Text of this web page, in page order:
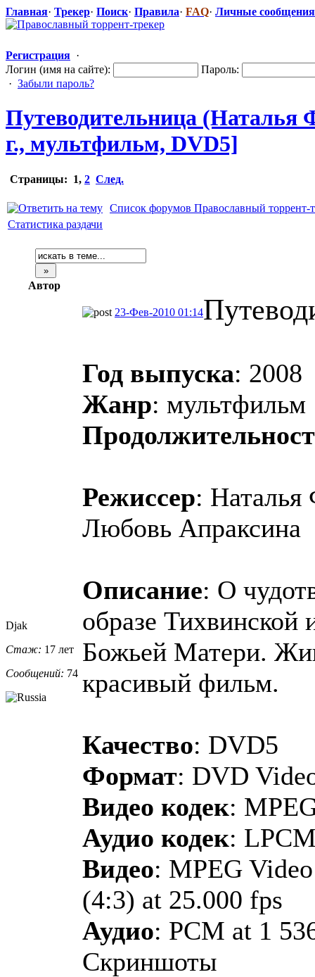
Главная· Трекер· Поиск· Правила· FAQ· Личные сообщения
Регистрация ·
Логин (имя на сайте):
Пароль:
· Забыли пароль?
Путеводитель​ница (Наталья
г., мультфильм, DVD5]
Страницы: 1, 2 След.
Список форумов Православный торрент-
Статистика раздачи
Автор
Djak
Стаж: 17 лет
Сообщений: 74
23-Фев-2010 01:14
Год выпуска: 2008
Жанр: мультфильм
Режиссер: Наталья
Любовь Апраксина
Описание: О
образе Тихвинской
Божьей Матери.
красивый фильм.
Качество: DVD5
Формат: DVD
Видео кодек:
Аудио кодек:
Видео: MPEG
(4:3) at 25.000 fps
Аудио: PCM at 1
Скриншоты